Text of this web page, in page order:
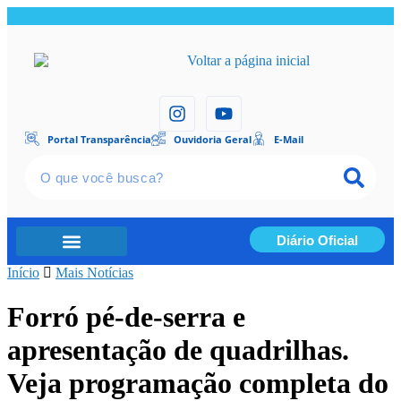
Portal Transparência Ouvidoria Geral E-Mail
Diário Oficial
Início Mais Notícias
Forró pé-de-serra e
apresentação de quadrilhas.
Veja programação completa do